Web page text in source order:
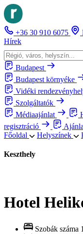
+36 30 910 6075
Hírek
Budapest
Budapest környéke
Vidéki
Szolgáltatók
Médiaajánlat
regisztráció
Főoldal
Helyszínek
Keszthely
Hotel
Szobák száma